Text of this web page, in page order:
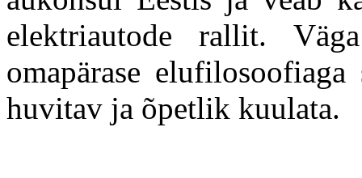
elektriautode rallit.
omapärase
huvitav ja õpetlik kuulata.